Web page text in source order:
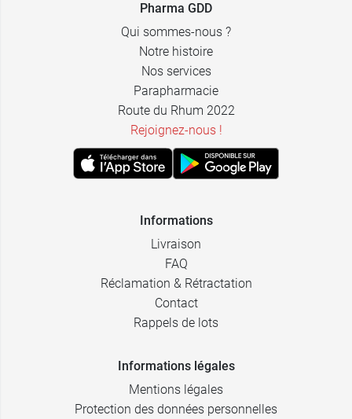
Pharma GDD
Qui sommes-nous ?
Notre histoire
Nos services
Parapharmacie
Route du Rhum 2022
Rejoignez-nous !
Informations
Livraison
FAQ
Réclamation & Rétractation
Contact
Rappels de lots
Informations légales
Mentions légales
Protection des données personnelles